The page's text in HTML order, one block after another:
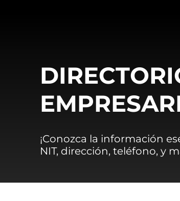
¡Conozca la información
NIT, dirección, teléfono, y